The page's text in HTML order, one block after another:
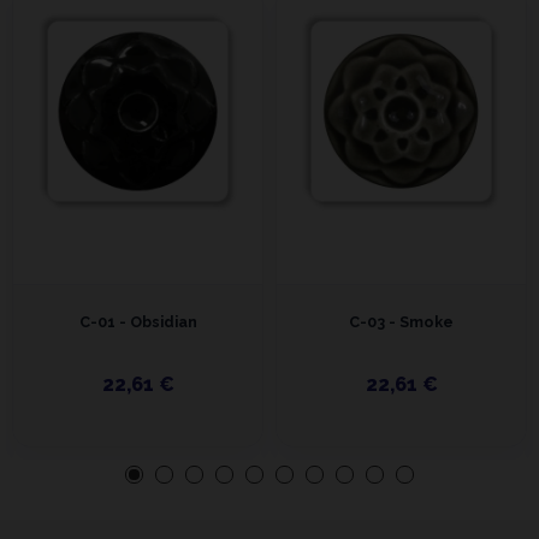
C-01 - Obsidian
22,61 €
C-03 - Smoke
22,61 €